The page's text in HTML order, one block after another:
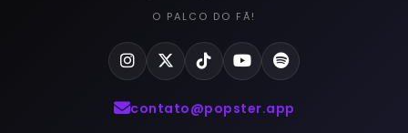
O PALCO DO FÃ!
contato@popster.app